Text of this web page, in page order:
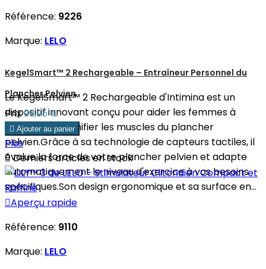
Référence: 9226
Marque: LELO
KegelSmart™ 2 Rechargeable – Entraîneur Personnel du
Plancher Pelvien
Le KegelSmart™ 2 Rechargeable d'Intimina est un
dispositif innovant conçu pour aider les femmes à
renforcer et tonifier les muscles du plancher
pelvien.Grâce à sa technologie de capteurs tactiles, il
évalue la force de votre plancher pelvien et adapte
automatiquement le niveau d'exercice à vos besoins
spécifiques.Son design ergonomique et sa surface en...
Prix99,95 €
 Ajouter au panier
Plus
Derniers articles en stock
Aperçu rapide
Référence: 9110
Marque: LELO